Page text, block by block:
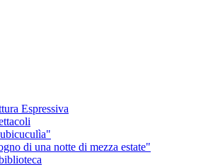
Espressiva
di una notte di mezza estate"